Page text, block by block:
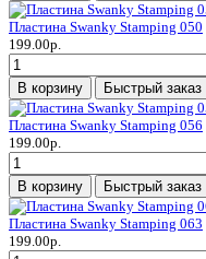
Пластина Swanky Stamping 050
199.00р.
В корзину Быстрый заказ
Пластина Swanky Stamping 056
199.00р.
В корзину Быстрый заказ
Пластина Swanky Stamping 063
199.00р.